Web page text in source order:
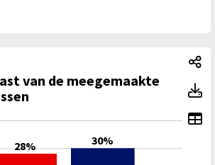
van de meegemaakte
28% 30%